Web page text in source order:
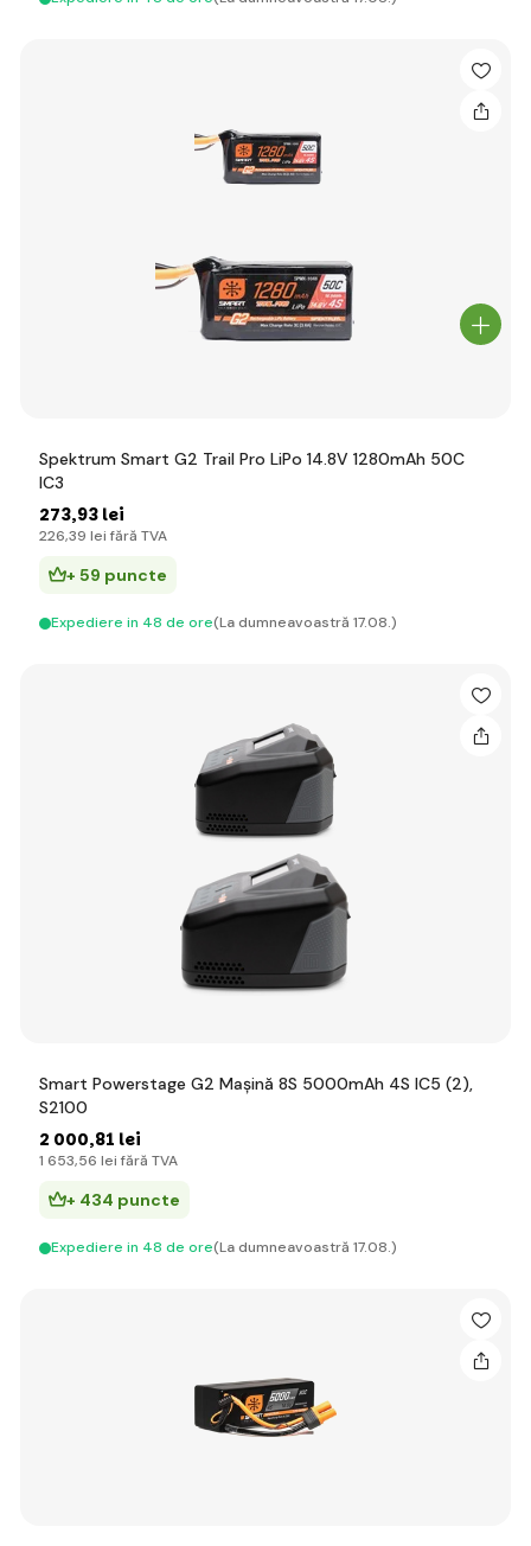
Spektrum Smart G2 Trail Pro LiPo 14.8V 1280mAh 50C
IC3
273,93 lei
226,39 lei fără TVA
+ 59 puncte
Expediere in 48 de ore(La dumneavoastră 17.08.)
Smart Powerstage G2 Mașină 8S 5000mAh 4S IC5 (2),
S2100
2 000,81 lei
1 653,56 lei fără TVA
+ 434 puncte
Expediere in 48 de ore(La dumneavoastră 17.08.)